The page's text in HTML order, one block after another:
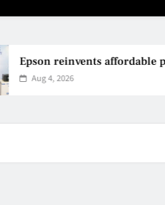
Epson reinvents affordable
Aug 4, 2026